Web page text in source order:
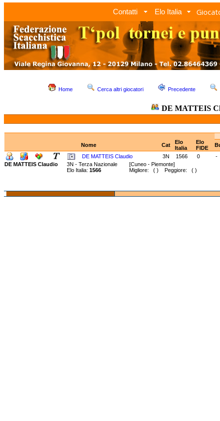
Contatti Elo Italia
Home Cerca altri giocatori Precedente
DE MATTEIS
Nome Cat
Elo
Italia
Elo
FIDE
DE MATTEIS Claudio
3N 1566 0
-
DE MATTEIS Claudio
3N - Terza Nazionale [Cuneo - Piemonte]
Elo Italia: 1566 Migliore: ( ) Peggiore: ( )